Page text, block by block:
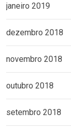
janeiro 2019
dezembro 2018
novembro 2018
outubro 2018
setembro 2018